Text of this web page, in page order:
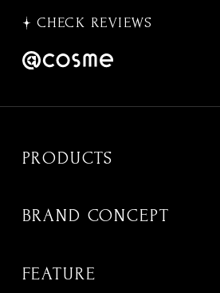
CHECK REVIEWS
PRODUCTS
BRAND CONCEPT
FEATURE